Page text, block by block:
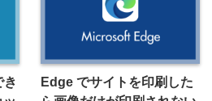
き
Edge でサイトを印刷した